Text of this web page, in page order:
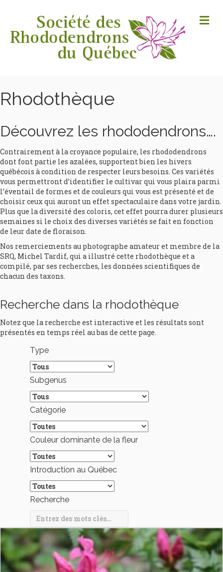
Rhodothèque
Découvrez les rhododendrons….
Contrairement à la croyance populaire, les rhododendrons
dont font partie les azalées, supportent bien les hivers
québécois à condition de respecter leurs besoins. Ces variétés
vous permettront d’identifier le cultivar qui vous plaira parmi
l’éventail de formes et de couleurs qui vous est présenté et de
choisir ceux qui auront un effet spectaculaire dans votre jardin.
Plus que la diversité des coloris, cet effet pourra durer plusieurs
semaines si le choix des diverses variétés se fait en fonction
de leur date de floraison.
Nos remerciements au photographe amateur et membre de la
SRQ, Michel Tardif, qui a illustré cette rhodothèque et a
compilé, par ses recherches, les données scientifiques de
chacun des taxons.
Recherche dans la rhodothèque
Notez que la recherche est interactive et les résultats sont
présentés en temps réel au bas de cette page.
Type
Subgenus
Catégorie
Couleur dominante de la fleur
Introduction au Québec
Recherche